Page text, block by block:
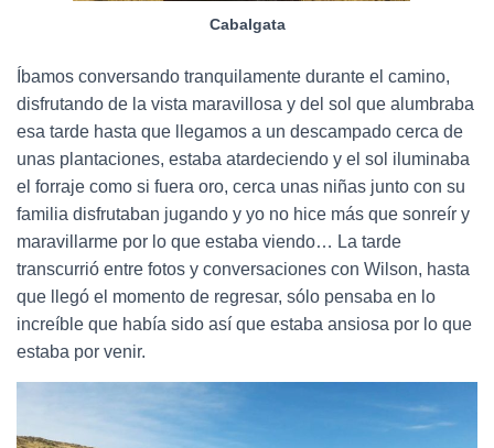
Cabalgata
Íbamos conversando tranquilamente durante el camino,
disfrutando de la vista maravillosa y del sol que alumbraba
esa tarde hasta que llegamos a un descampado cerca de
unas plantaciones, estaba atardeciendo y el sol iluminaba
el forraje como si fuera oro, cerca unas niñas junto con su
familia disfrutaban jugando y yo no hice más que sonreír y
maravillarme por lo que estaba viendo… La tarde
transcurrió entre fotos y conversaciones con Wilson, hasta
que llegó el momento de regresar, sólo pensaba en lo
increíble que había sido así que estaba ansiosa por lo que
estaba por venir.